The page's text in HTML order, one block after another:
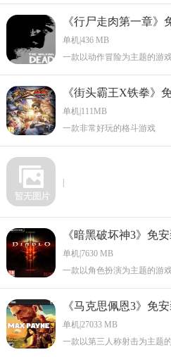
《行尸走肉第一章》
版下载
单机|436 MB
一款以动作冒险为主题的游
《街头霸王X铁拳》
版下载
单机|111MB
一款非常好玩的格斗游戏
《暗黑破坏神3》免
下载
单机|7630 MB
一款以角色扮演为主题的游
《马克思佩恩3》免
单机|27033 MB
一款以第三人称射击为主题